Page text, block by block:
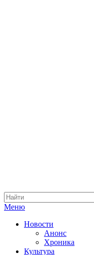
Меню
Новости
Анонс
Хроника
Культура